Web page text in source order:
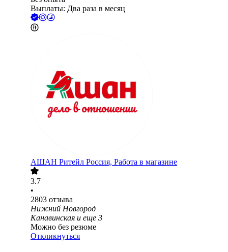
Выплаты: Два раза в месяц
АШАН Ритейл Россия, Работа в магазине
3.7
•
2803 отзыва
Нижний Новгород
Канавинская и еще 3
Можно без резюме
Откликнуться